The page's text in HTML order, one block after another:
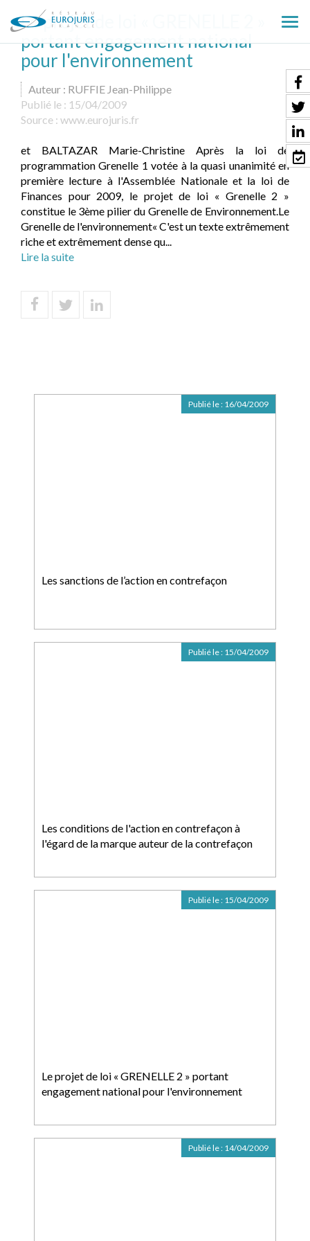
le
Le projet de loi « GRENELLE 2 »
portant engagement national
pour l'environnement
Auteur : RUFFIE Jean-Philippe
Publié le : 15/04/2009
Source : www.eurojuris.fr
et BALTAZAR Marie-Christine Après la loi de
programmation Grenelle 1 votée à la quasi unanimité en
première lecture à l'Assemblée Nationale et la loi de
Finances pour 2009, le projet de loi « Grenelle 2 »
constitue le 3ème pilier du Grenelle de Environnement.Le
Grenelle de l'environnement« C'est un texte extrêmement
riche et extrêmement dense qu...
Lire la suite
Les sanctions de l’action en contrefaçon
Publié le : 16/04/2009
Les conditions de l'action en contrefaçon à
l'égard de la marque auteur de la contrefaçon
Publié le : 15/04/2009
Le projet de loi « GRENELLE 2 » portant
engagement national pour l'environnement
Publié le : 15/04/2009
Publié le : 14/04/2009